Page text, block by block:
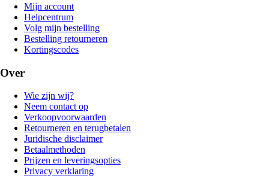
Mijn account
Helpcentrum
Volg mijn bestelling
Bestelling retourneren
Kortingscodes
Over
Wie zijn wij?
Neem contact op
Verkoopvoorwaarden
Retourneren en terugbetalen
Juridische disclaimer
Betaalmethoden
Prijzen en leveringsopties
Privacy verklaring